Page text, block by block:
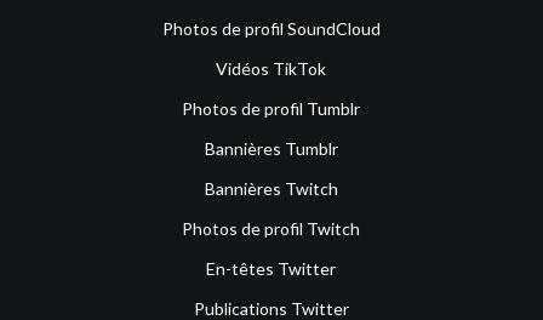
Photos de profil SoundCloud
Vidéos TikTok
Photos de profil Tumblr
Bannières Tumblr
Bannières Twitch
Photos de profil Twitch
En-têtes Twitter
Publications Twitter